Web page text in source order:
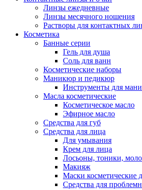
Линзы ежедневные
Линзы месячного ношения
Растворы для контактных
Косметика
Банные серии
Гель для душа
Соль для ванн
Косметические наборы
Маникюр и педикюр
Инструменты для
Масла косметические
Косметическое масло
Эфирное масло
Средства для губ
Средства для лица
Для умывания
Крем для лица
Лосьоны, тоники,
Макияж
Маски косметические
Средства для